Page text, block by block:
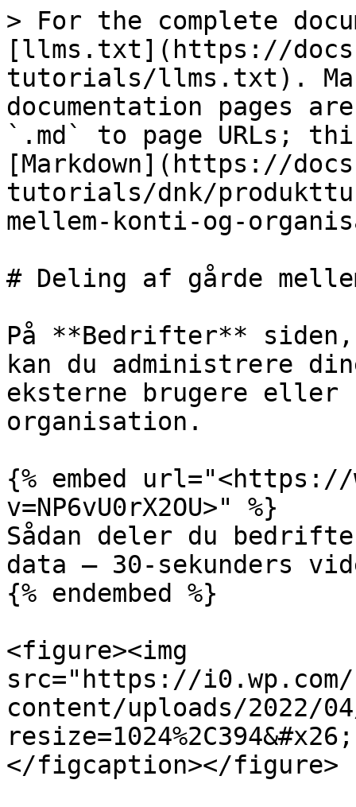
> For the complete
[llms.txt](https://
tutorials/llms.txt).
documentation pages
`.md` to page URLs;
[Markdown](https://
tutorials/dnk/
mellem-konti-og-
# Deling af gårde
På **Bedrifter**
kan du administrere
eksterne brugere eller
organisation.
{% embed url="<https://
v=NP6vU0rX2OU>" %}
Sådan deler du
data — 30-sekunders
{% endembed %}
<figure><img
src="https://i0.wp.com/
content/uploads/2022/
</figcaption></figure>